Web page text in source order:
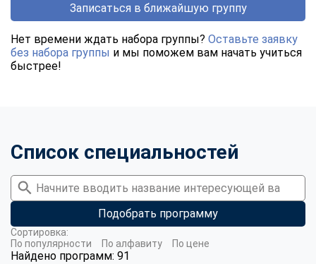
Записаться в ближайшую группу
Нет времени ждать набора группы? Оставьте заявку
без набора группы и мы поможем вам начать учиться
быстрее!
Список специальностей
Подобрать программу
Найдено программ: 91
Сортировка:
По популярности
По алфавиту По цене